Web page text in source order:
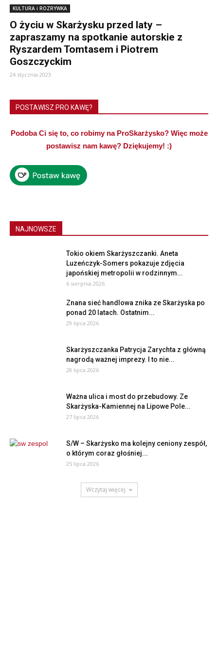
KULTURA i ROZRYWKA
O życiu w Skarżysku przed laty –
zapraszamy na spotkanie autorskie z
Ryszardem Tomtasem i Piotrem
Goszczyckim
24 stycznia 2023
POSTAWISZ PRO KAWĘ?
Podoba Ci się to, co robimy na ProSkarżysko? Więc może
postawisz nam kawę? Dziękujemy! :)
NAJNOWSZE
Tokio okiem Skarżyszczanki. Aneta
Luzeńczyk-Somers pokazuje zdjęcia
japońskiej metropolii w rodzinnym...
6 sierpnia 2026
Znana sieć handlowa znika ze Skarżyska po
ponad 20 latach. Ostatnim...
29 lipca 2026
Skarżyszczanka Patrycja Zarychta z główną
nagrodą ważnej imprezy. I to nie...
28 lipca 2026
Ważna ulica i most do przebudowy. Ze
Skarżyska-Kamiennej na Lipowe Pole...
27 lipca 2026
S/W – Skarżysko ma kolejny ceniony zespół,
o którym coraz głośniej...
25 lipca 2026
Wczytaj więcej